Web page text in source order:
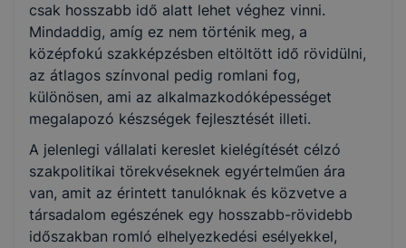
csak hosszabb idő alatt lehet véghez vinni.
Mindaddig, amíg ez nem történik meg, a
középfokú szakképzésben eltöltött idő rövidülni,
az átlagos színvonal pedig romlani fog,
különösen, ami az alkalmazkodóképességet
megalapozó készségek fejlesztését illeti.
A jelenlegi vállalati kereslet kielégítését célzó
szakpolitikai törekvéseknek egyértelműen ára
van, amit az érintett tanulóknak és közvetve a
társadalom egészének egy hosszabb-rövidebb
időszakban romló elhelyezkedési esélyekkel,